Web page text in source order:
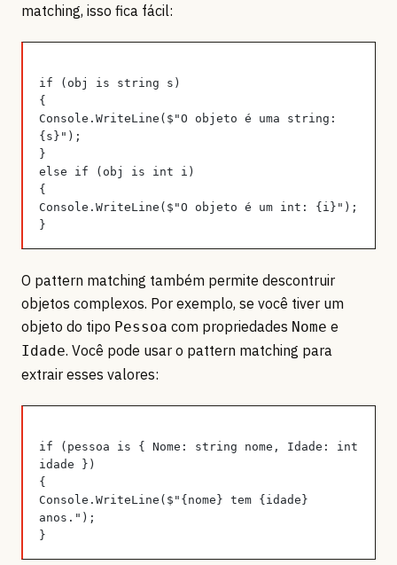
matching, isso fica fácil:
if (obj is string s)
{
Console.WriteLine($"O objeto é uma string:
{s}");
}
else if (obj is int i)
{
Console.WriteLine($"O objeto é um int: {i}");
}
O pattern matching também permite descontruir
objetos complexos. Por exemplo, se você tiver um
objeto do tipo Pessoa com propriedades Nome e
Idade. Você pode usar o pattern matching para
extrair esses valores:
if (pessoa is { Nome: string nome, Idade: int
idade })
{
Console.WriteLine($"{nome} tem {idade}
anos.");
}